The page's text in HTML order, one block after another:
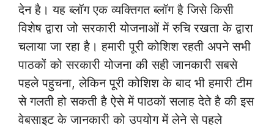
देन है। यह ब्लॉग एक व्यक्तिगत ब्लॉग है जिसे किसी
विशेष द्वारा जो सरकारी योजनाओं में रुचि रखता के द्वारा
चलाया जा रहा है। हमारी पूरी कोशिश रहती अपने सभी
पाठकों को सरकारी योजना की सही जानकारी सबसे
पहले पहुचना, लेकिन पूरी कोशिश के बाद भी हमारी टीम
से गलती हो सकती है ऐसे में पाठकों सलाह देते है की इस
वेबसाइट के जानकारी को उपयोग में लेने से पहले